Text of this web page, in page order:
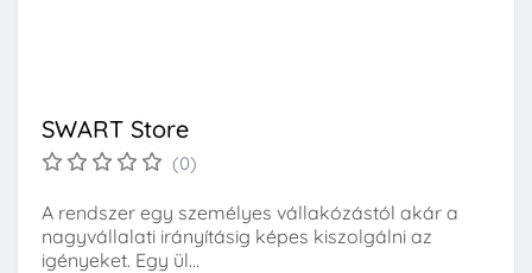
SWART Store
(0)
A rendszer egy személyes vállakózástól akár a
nagyvállalati irányításig képes kiszolgálni az
igényeket. Egy ül...